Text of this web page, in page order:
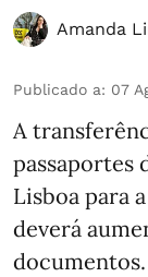
Amanda
Publicado a: 07
A
passaportes
Lisboa para
deverá